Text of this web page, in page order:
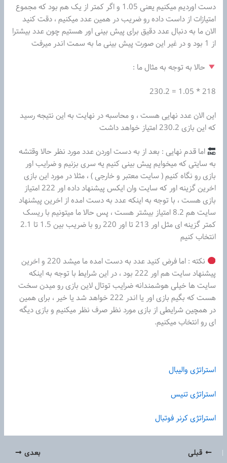
دست اوردیم میکنیم یعنی 1.05 و اگر کمتر از یک هم بود که مجموع
امتیازات از داست داده رو ضریب در همین عدد میکنیم ، دقت کنید
الان ما به دنبال عدد دقیق برای پیش بینی اور هستیم چون عدد بیشترا
از 1 بود و در غیر این صورت پیش بینی ما به سمت اندر میرفت
حالا به توجه به مثال ما :
218 * 1.05 = 230.2
این الان عدد نهایی هست ، و محاسبه در نهایت به این نتیجه رسید
که این بازی 230.2 امتیاز خواهد داشت
اما قدم نهایی : بعد از به دست اوردن عدد مورد نظر حالا وقتشه
به سایتی که میخوایم پیش بینی کنیم یه سری بزنیم و ضرایب اور
بازی رو نگاه کنیم ( سایت معتبر و خارجی ) ، مثلا در مورد این بازی
اخرین گزینه اور که سایت وان ایکس پیشنهاد داده اور 222 امتیاز
بازی هست ، با توجه به اینکه عدد به دست امده از اخرین پیشنهاد
سایت هم 8.2 امتیاز بیشتر هست ، پس حالا ما میتونیم با ریسک
کمتر گزینه ای مثل اور 213 تا اور 220 رو با ضریب بین 1.5 تا 2.1
انتخاب کنیم
نکته : اما فرض کنید عدد به دست امده ما میشد 220 و اخرین
پیشنهاد سایت هم اور 222 بود ، در این شرایط با توجه به اینکه
سایت ها خیلی هوشمندانه ضرایب توتال لاین بازی رو میدن سخت
هست که بگیم بازی اور یا اندر 222 خواهد شد یا خیر ، برای همین
در همچین شرایطی از بازی مورد نظر صرف نظر میکنیم و بازی دیگه
ای رو انتخاب میکنیم.
استراتژی والیبال
استراتژی تنیس
استراتژی کرنر فوتبال
قبلی بعدی